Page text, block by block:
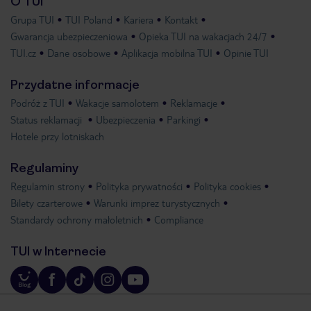
Grupa TUI TUI Poland Kariera
Kontakt
Gwarancja ubezpieczeniowa
Opieka TUI na wakacjach 24/7
TUI.cz
Dane osobowe Aplikacja mobilna TUI Opinie TUI
Przydatne informacje
Podróż z TUI Wakacje samolotem
Reklamacje
Status reklamacji
Ubezpieczenia
Parkingi
Hotele przy lotniskach
Regulaminy
Regulamin strony Polityka prywatności
Polityka cookies
Bilety czarterowe
Warunki imprez turystycznych
Standardy ochrony małoletnich
Compliance
TUI w Internecie